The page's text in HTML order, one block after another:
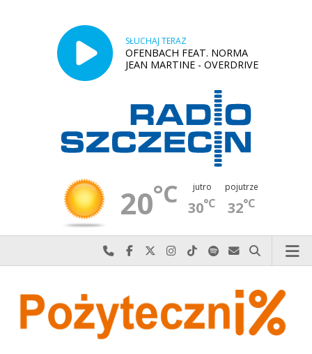
SŁUCHAJ TERAZ
OFENBACH FEAT. NORMA
JEAN MARTINE - OVERDRIVE
20°C jutro
30°C
pojutrze
32°C
Najlepiej po prostu do nas zadzwoń
Odwiedź nas na Facebook-u
Odwiedź nas na X
Odwiedź nas na Instagram-ie
Odwiedź nas na TikTok-u
Szukaj nas na Spotify
Wyślij do nas
Szukaj